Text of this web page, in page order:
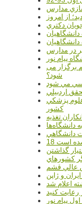
از امروز
دکتري
در مدارس
پیام نور
برگزار می
شود؟
اردبيلي
علوم پزشکي
کشور
تغذيه
دانشگاهي
شده است
گذاشتن
کشورهاي
عالي قشم
و ژاپن
اعلام شد
رعایت کنید
پیام نور